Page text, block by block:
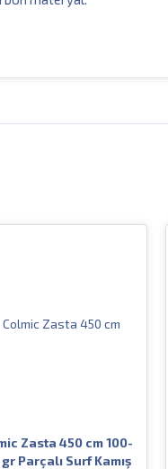
Zasta 450 cm 100-
Parçalı Surf Kamış